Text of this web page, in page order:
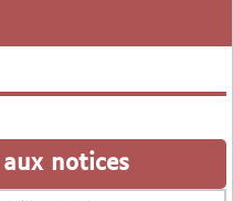
aux notices